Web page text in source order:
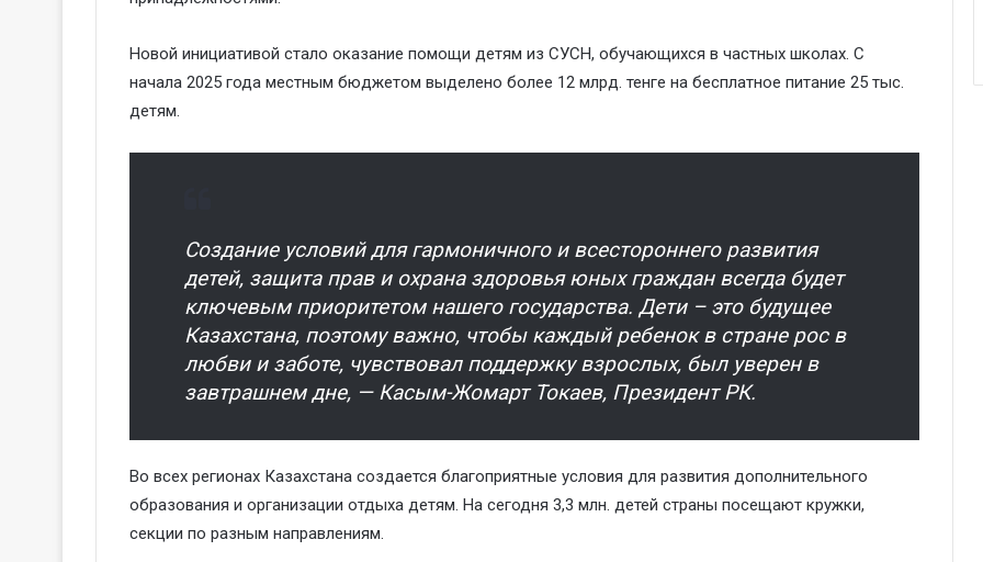
Новой инициативой стало оказание помощи детям из СУСН, обучающихся в частных школах. С
начала 2025 года местным бюджетом выделено более 12 млрд. тенге на бесплатное питание 25 тыс.
детям.
Создание условий для гармоничного и всестороннего развития
детей, защита прав и охрана здоровья юных граждан всегда будет
ключевым приоритетом нашего государства. Дети – это будущее
Казахстана, поэтому важно, чтобы каждый ребенок в стране рос в
любви и заботе, чувствовал поддержку взрослых, был уверен в
завтрашнем дне, — Касым-Жомарт Токаев, Президент РК.
Во всех регионах Казахстана создается благоприятные условия для развития дополнительного
образования и организации отдыха детям. На сегодня 3,3 млн. детей страны посещают кружки,
секции по разным направлениям.